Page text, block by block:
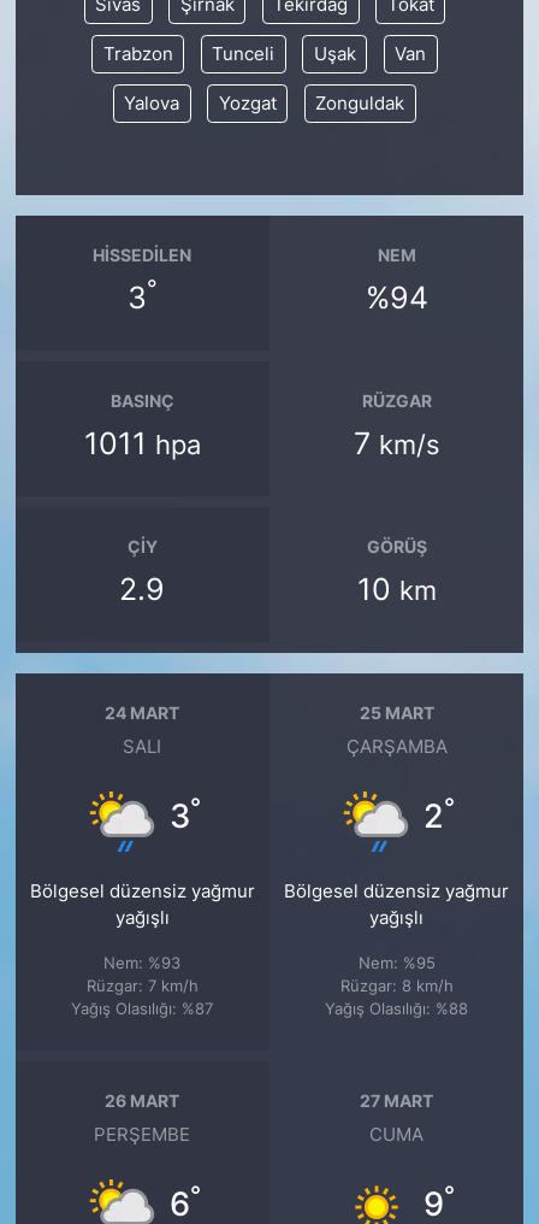
Sivas Şırnak Tekirdağ Tokat
Trabzon Tunceli Uşak Van
Yalova Yozgat Zonguldak
HISSEDILEN
3°
NEM
%94
BASINÇ
1011 hpa
RÜZGAR
7 km/s
ÇIY
2.9
GÖRÜŞ
10 km
24 MART
SALI
3°
Bölgesel düzensiz yağmur
yağışlı
Nem: %93
Rüzgar: 7 km/h
Yağış Olasılığı: %87
25 MART
ÇARŞAMBA
2°
Bölgesel düzensiz yağmur
yağışlı
Nem: %95
Rüzgar: 8 km/h
Yağış Olasılığı: %88
26 MART
PERŞEMBE
6°
27 MART
CUMA
9°